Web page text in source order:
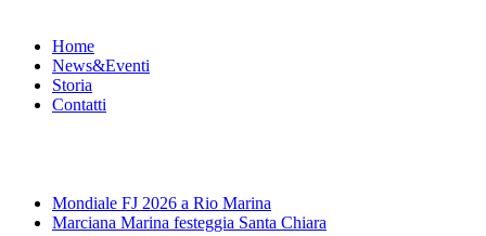
Home
News&Eventi
Storia
Contatti
Mondiale FJ 2026 a Rio Marina
Marciana Marina festeggia Santa Chiara